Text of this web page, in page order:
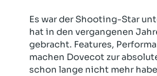
Es war der Shooting-Star
hat in den vergangenen
gebracht. Features,
machen Dovecot zur
schon lange nicht mehr